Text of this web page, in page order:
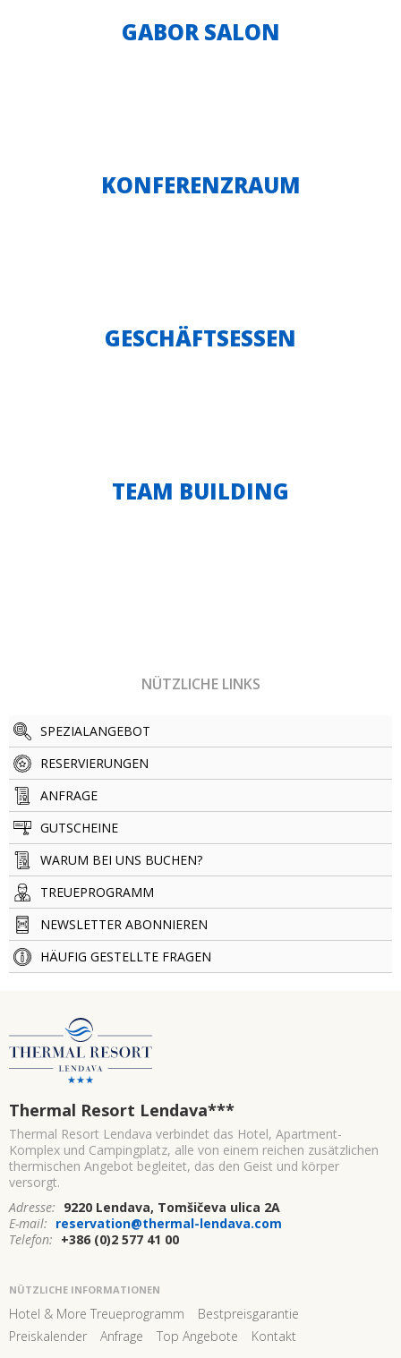
GABOR SALON
KONFERENZRAUM
GESCHÄFTSESSEN
TEAM BUILDING
NÜTZLICHE LINKS
SPEZIALANGEBOT
RESERVIERUNGEN
ANFRAGE
GUTSCHEINE
WARUM BEI UNS BUCHEN?
TREUEPROGRAMM
NEWSLETTER ABONNIEREN
HÄUFIG GESTELLTE FRAGEN
Thermal Resort Lendava***
Thermal Resort Lendava verbindet das Hotel, Apartment-
Komplex und Campingplatz, alle von einem reichen zusätzlichen
thermischen Angebot begleitet, das den Geist und körper
versorgt.
Adresse: 9220 Lendava, Tomšičeva ulica 2A
E-mail: reservation@thermal-lendava.com
Telefon: +386 (0)2 577 41 00
NÜTZLICHE INFORMATIONEN
Hotel & More Treueprogramm
Bestpreisgarantie
Preiskalender
Anfrage Top Angebote Kontakt